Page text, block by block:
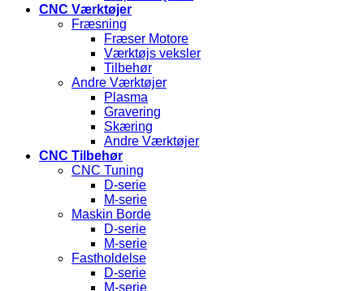
CNC Værktøjer
Fræsning
Fræser Motore
Værktøjs veksler
Tilbehør
Andre Værktøjer
Plasma
Gravering
Skæring
Andre Værktøjer
CNC Tilbehør
CNC Tuning
D-serie
M-serie
Maskin Borde
D-serie
M-serie
Fastholdelse
D-serie
M-serie